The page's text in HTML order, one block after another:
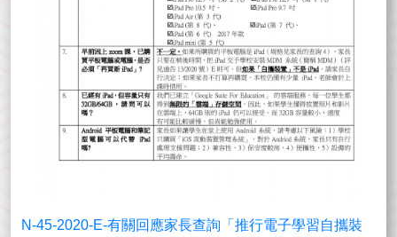
N-45-2020-E-有關回應家長查詢「推行電子學習自攜裝